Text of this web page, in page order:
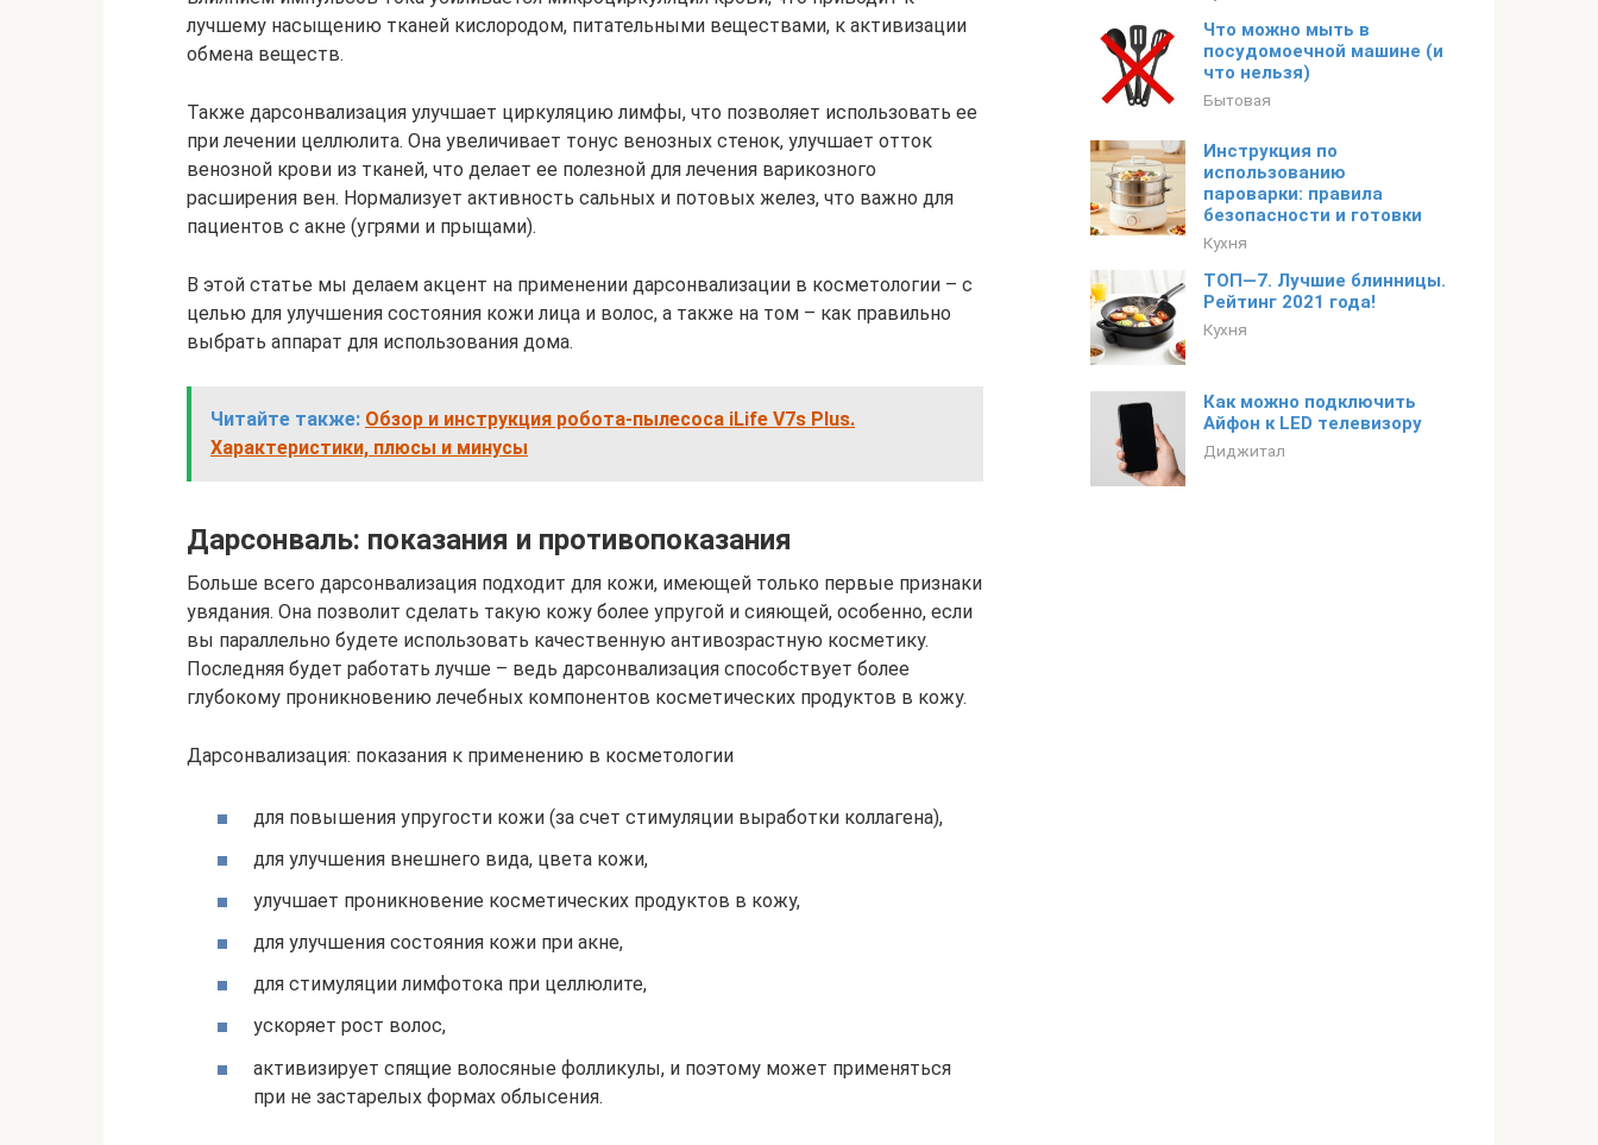
лучшему насыщению тканей кислородом, питательными веществами, к активизации
обмена веществ.
Также дарсонвализация улучшает циркуляцию лимфы, что позволяет использовать ее
при лечении целлюлита. Она увеличивает тонус венозных стенок, улучшает отток
венозной крови из тканей, что делает ее полезной для лечения варикозного
расширения вен. Нормализует активность сальных и потовых желез, что важно для
пациентов с акне (угрями и прыщами).
В этой статье мы делаем акцент на применении дарсонвализации в косметологии – с
целью для улучшения состояния кожи лица и волос, а также на том – как правильно
выбрать аппарат для использования дома.
Читайте также: Обзор и инструкция робота-пылесоса iLife V7s Plus.
Характеристики, плюсы и минусы
Дарсонваль: показания и противопоказания
Больше всего дарсонвализация подходит для кожи, имеющей только первые признаки
увядания. Она позволит сделать такую кожу более упругой и сияющей, особенно, если
вы параллельно будете использовать качественную антивозрастную косметику.
Последняя будет работать лучше – ведь дарсонвализация способствует более
глубокому проникновению лечебных компонентов косметических продуктов в кожу.
Дарсонвализация: показания к применению в косметологии
для повышения упругости кожи (за счет стимуляции выработки коллагена),
для улучшения внешнего вида, цвета кожи,
улучшает проникновение косметических продуктов в кожу,
для улучшения состояния кожи при акне,
для стимуляции лимфотока при целлюлите,
ускоряет рост волос,
активизирует спящие волосяные фолликулы, и поэтому может применяться
при не застарелых формах облысения.
Что можно мыть в
посудомоечной машине (и
что нельзя)
Бытовая
Инструкция по
использованию
пароварки: правила
безопасности и готовки
Кухня
ТОП—7. Лучшие блинницы.
Рейтинг 2021 года!
Кухня
Как можно подключить
Айфон к LED телевизору
Диджитал